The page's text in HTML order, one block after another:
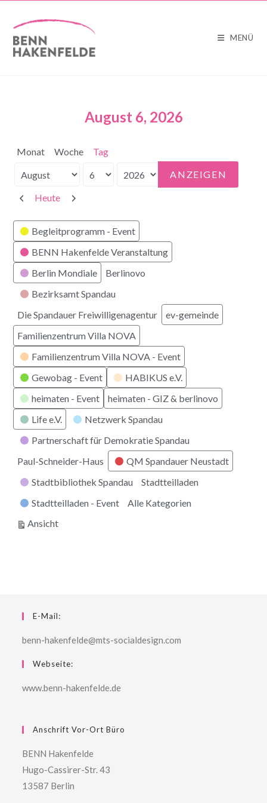
MENÜ
August 6, 2026
Monat Woche Tag
Monat
Tag
Jahr
Zurück
Heute Weiter
Kategorien
Begleitprogramm - Event
BENN Hakenfelde Veranstaltung
Berlin Mondiale
Berlinovo
Bezirksamt Spandau
Die Spandauer Freiwilligenagentur
ev-gemeinde
Familienzentrum Villa NOVA
Familienzentrum Villa NOVA - Event
Gewobag - Event
HABIKUS e.V.
heimaten - Event
heimaten - GIZ & berlinovo
Life e.V.
Netzwerk Spandau
Partnerschaft für Demokratie Spandau
Paul-Schneider-Haus
QM Spandauer Neustadt
Stadtbibliothek Spandau
Stadtteilladen
Stadtteilladen - Event
Alle Kategorien
Ansichtausdrucken
E-Mail:
benn-hakenfelde@mts-socialdesign.com
Webseite:
www.benn-hakenfelde.de
Anschrift Vor-Ort Büro
BENN Hakenfelde
Hugo-Cassirer-Str. 43
13587 Berlin